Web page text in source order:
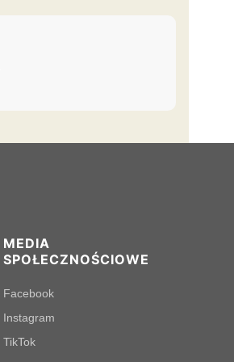
MEDIA
SPOŁECZNOŚCIOWE
Facebook
Instagram
TikTok